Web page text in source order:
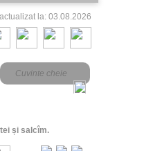
actualizat la: 03.08.2026
și salcîm.